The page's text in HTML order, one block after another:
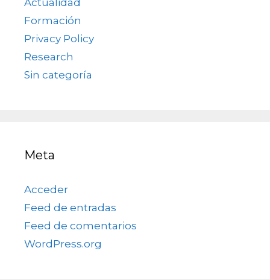
Formación
Privacy Policy
Research
Sin categoría
Meta
Acceder
Feed de entradas
Feed de comentarios
WordPress.org